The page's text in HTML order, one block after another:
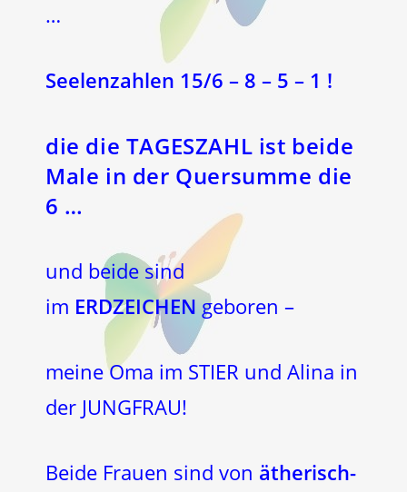
…
Seelenzahlen 15/6 – 8 – 5 – 1 !
die die TAGESZAHL ist beide
Male in der Quersumme die
6 …
und beide sind
im ERDZEICHENgeboren –
meine Oma im STIER und Alina in
der JUNGFRAU!
Beide Frauen sind von ätherisch-